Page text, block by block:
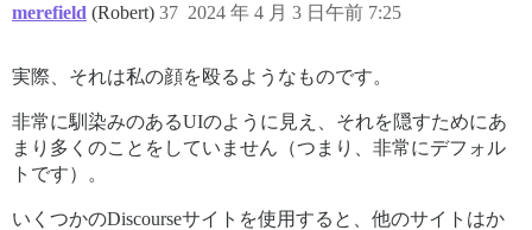
merefield (Robert) 2024 年 4 月 3 日午前 7:25
37
実際、それは私の顔を殴るようなものです。
非常に馴染みのあるUIのように見え、それを隠すためにあ
まり多くのことをしていません（つまり、非常にデフォル
トです）。
いくつかのDiscourseサイトを使用すると、他のサイトはか